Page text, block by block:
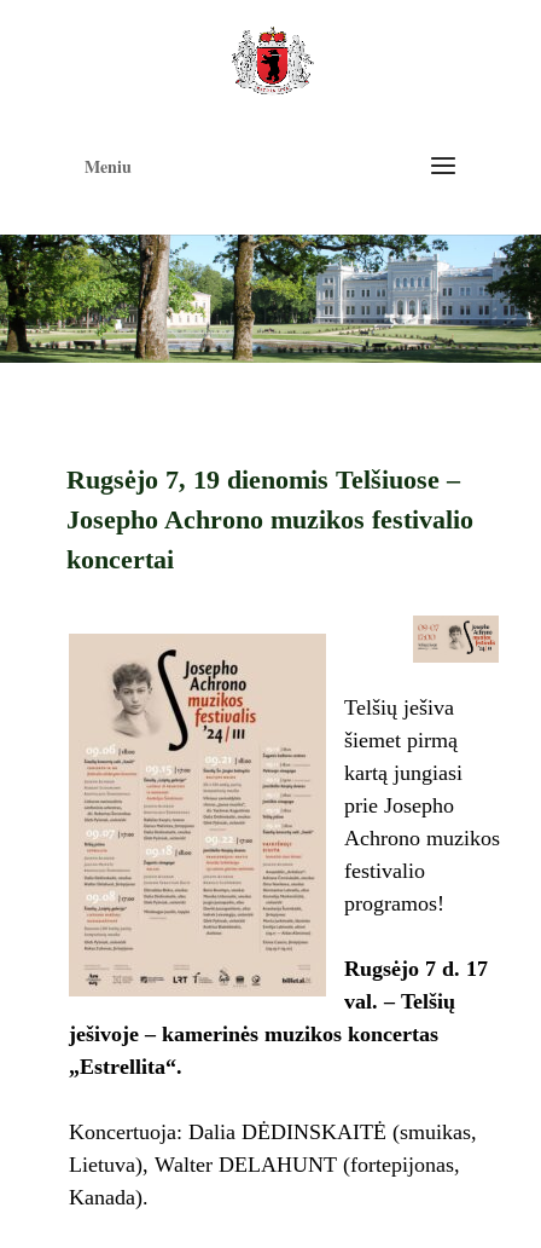
Meniu
Rugsėjo 7, 19 dienomis Telšiuose –
Josepho Achrono muzikos festivalio
koncertai
Telšių ješiva
šiemet pirmą
kartą jungiasi
prie Josepho
Achrono muzikos
festivalio
programos!
Rugsėjo 7 d. 17
val. – Telšių
ješivoje – kamerinės muzikos koncertas
„Estrellita“.
Koncertuoja: Dalia DĖDINSKAITĖ (smuikas,
Lietuva), Walter DELAHUNT (fortepijonas,
Kanada).